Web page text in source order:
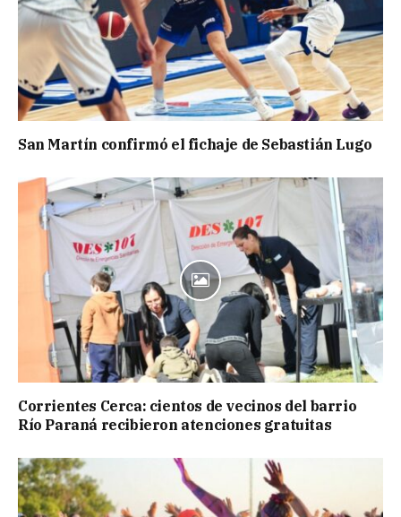
San Martín confirmó el fichaje de Sebastián Lugo
Corrientes Cerca: cientos de vecinos del barrio
Río Paraná recibieron atenciones gratuitas